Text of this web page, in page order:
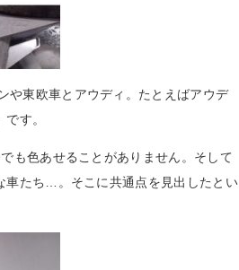
や東欧車とアウディ。たとえばアウデ
す。
も色あせることがありません。そして
車たち…。そこに共通点を見出したとい